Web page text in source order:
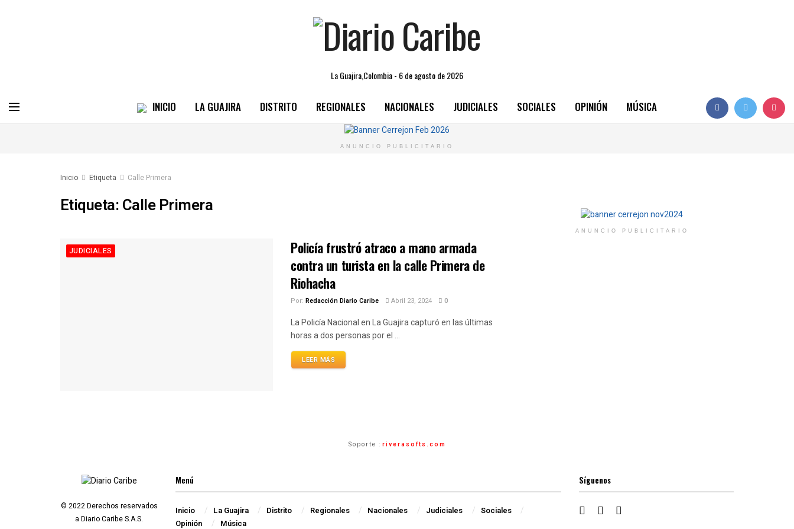
La Guajira,Colombia - 6 de agosto de 2026
INICIO LA GUAJIRA DISTRITO REGIONALES NACIONALES JUDICIALES SOCIALES OPINIÓN MÚSICA
ANUNCIO PUBLICITARIO
Inicio Etiqueta Calle Primera
Etiqueta:Calle Primera
JUDICIALES
Policía frustró atraco a mano armada
contra un turista en la calle Primera de
Riohacha
Por: Redacción Diario Caribe Abril 23, 2024 0
La Policía Nacional en La Guajira capturó en las últimas
horas a dos personas por el ...
LEER MÁS
ANUNCIO PUBLICITARIO
Soporte : riverasofts.com
© 2022 Derechos reservados
a Diario Caribe S.A.S.
Menú
Inicio La Guajira Distrito Regionales Nacionales Judiciales
Sociales
Opinión
Música
Síguenos